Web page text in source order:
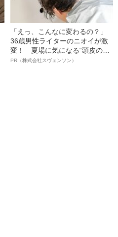
「えっ、こんなに変わるの？」
36歳男性ライターのニオイが激
変！ 夏場に気になる“頭皮のニ
オイ”や“ベタつき”を解消す
PR（株式会社スヴェンソン）